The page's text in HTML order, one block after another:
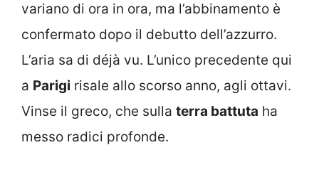
variano di ora in ora, ma l’abbinamento è
confermato dopo il debutto dell’azzurro.
L’aria sa di déjà vu. L’unico precedente qui
a Parigi risale allo scorso anno, agli ottavi.
Vinse il greco, che sulla terra battuta ha
messo radici profonde.